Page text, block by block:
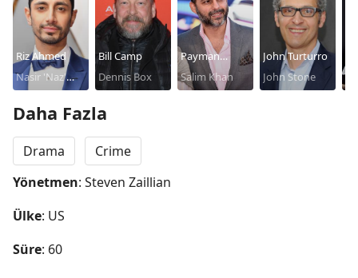
Riz Ahmed
Nasir 'Naz'
Bill Camp
Dennis Box
Payman
Maadi
Salim Khan
John Turturro
John Stone
Daha Fazla
Drama
Crime
Yönetmen: Steven Zaillian
Ülke: US
Süre: 60